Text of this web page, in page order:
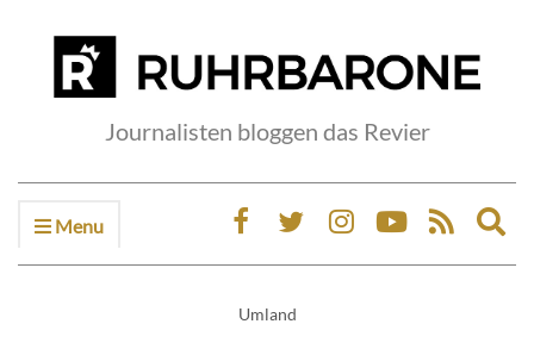
Journalisten bloggen das Revier
Menu
Umland